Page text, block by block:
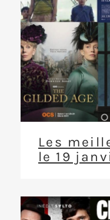
Les
le 19